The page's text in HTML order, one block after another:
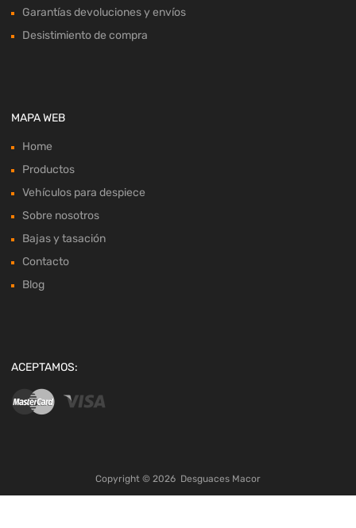
Garantías devoluciones y envíos
Desistimiento de compra
MAPA WEB
Home
Productos
Vehículos para despiece
Sobre nosotros
Bajas y tasación
Contacto
Blog
ACEPTAMOS:
Copyright © 2026 Desguaces Macor